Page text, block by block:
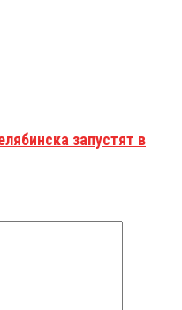
запустят в